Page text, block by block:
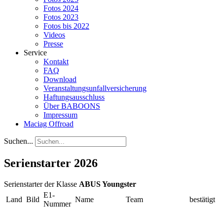
Fotos 2024
Fotos 2023
Fotos bis 2022
Videos
Presse
Service
Kontakt
FAQ
Download
Veranstaltungsunfallversicherung
Haftungsausschluss
Über BABOONS
Impressum
Maciag Offroad
Suchen...
Serienstarter 2026
Serienstarter der Klasse ABUS Youngster
Land Bild
E1-
Nummer
Name Team bestätigt